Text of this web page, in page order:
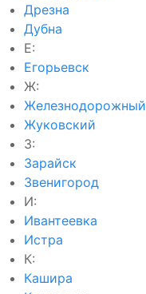
Дрезна
Дубна
Е:
Егорьевск
Ж:
Железнодорожный
Жуковский
З:
Зарайск
Звенигород
И:
Ивантеевка
Истра
К:
Кашира